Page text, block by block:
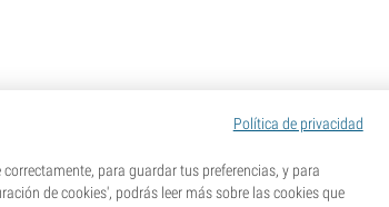
Política de privacidad
para guardar tus preferencias, y para
de cookies', podrás leer más sobre las cookies que